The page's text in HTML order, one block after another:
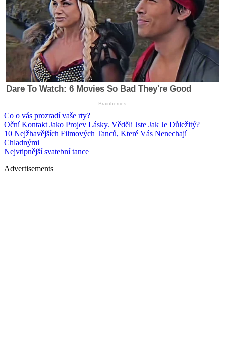
Co o vás prozradí vaše rty?
Oční Kontakt Jako Projev Lásky. Věděli Jste Jak Je Důležitý?
10 Nejžhavějších Filmových Tanců, Které Vás Nenechají
Chladnými
Nejvtipnější svatební tance
Advertisements